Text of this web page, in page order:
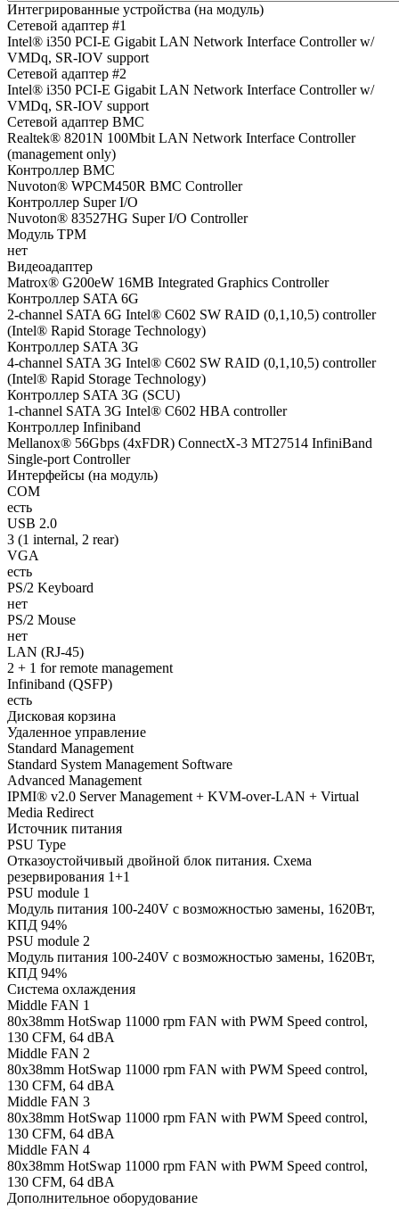
Интегрированные устройства (на модуль)
Сетевой адаптер #1
Intel® i350 PCI-E Gigabit LAN Network Interface Controller w/
VMDq, SR-IOV support
Сетевой адаптер #2
Intel® i350 PCI-E Gigabit LAN Network Interface Controller w/
VMDq, SR-IOV support
Сетевой адаптер BMC
Realtek® 8201N 100Mbit LAN Network Interface Controller
(management only)
Контроллер BMC
Nuvoton® WPCM450R BMC Controller
Контроллер Super I/O
Nuvoton® 83527HG Super I/O Controller
Модуль TPM
нет
Видеоадаптер
Matrox® G200eW 16MB Integrated Graphics Controller
Контроллер SATA 6G
2-channel SATA 6G Intel® C602 SW RAID (0,1,10,5) controller
(Intel® Rapid Storage Technology)
Контроллер SATA 3G
4-channel SATA 3G Intel® C602 SW RAID (0,1,10,5) controller
(Intel® Rapid Storage Technology)
Контроллер SATA 3G (SCU)
1-channel SATA 3G Intel® C602 HBA controller
Контроллер Infiniband
Mellanox® 56Gbps (4xFDR) ConnectX-3 MT27514 InfiniBand
Single-port Controller
Интерфейсы (на модуль)
COM
есть
USB 2.0
3 (1 internal, 2 rear)
VGA
есть
PS/2 Keyboard
нет
PS/2 Mouse
нет
LAN (RJ-45)
2 + 1 for remote management
Infiniband (QSFP)
есть
Дисковая корзина
Удаленное управление
Standard Management
Standard System Management Software
Advanced Management
IPMI® v2.0 Server Management + KVM-over-LAN + Virtual
Media Redirect
Источник питания
PSU Type
Отказоустойчивый двойной блок питания. Схема
резервирования 1+1
PSU module 1
Модуль питания 100-240V с возможностью замены, 1620Вт,
КПД 94%
PSU module 2
Модуль питания 100-240V с возможностью замены, 1620Вт,
КПД 94%
Система охлаждения
Middle FAN 1
80х38mm HotSwap 11000 rpm FAN with PWM Speed control,
130 CFM, 64 dBA
Middle FAN 2
80х38mm HotSwap 11000 rpm FAN with PWM Speed control,
130 CFM, 64 dBA
Middle FAN 3
80х38mm HotSwap 11000 rpm FAN with PWM Speed control,
130 CFM, 64 dBA
Middle FAN 4
80х38mm HotSwap 11000 rpm FAN with PWM Speed control,
130 CFM, 64 dBA
Дополнительное оборудование